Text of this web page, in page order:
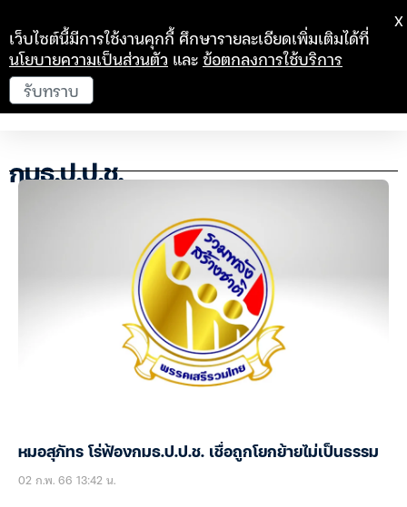
กมธ.ป.ป.ช.
หมอสุภัทร โร่ฟ้องกมธ.ป.ป.ช. เชื่อถูกโยกย้ายไม่เป็นธรรม
02 ก.พ. 66 13:42 น.
เว็บไซต์นี้มีการใช้งานคุกกี้ ศึกษารายละเอียดเพิ่มเติมได้ที่
นโยบายความเป็นส่วนตัว และข้อตกลงการใช้บริการ
รับทราบ
X